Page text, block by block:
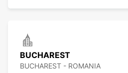
BUCHAREST
BUCHAREST - ROMANIA